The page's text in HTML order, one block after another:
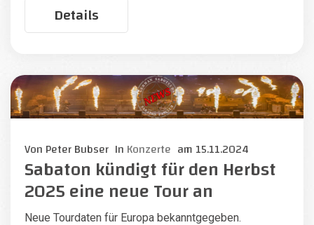
Details
Von Peter Bubser In Konzerte am 15.11.2024
Sabaton kündigt für den Herbst
2025 eine neue Tour an
Neue Tourdaten für Europa bekanntgegeben.